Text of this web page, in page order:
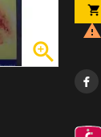


